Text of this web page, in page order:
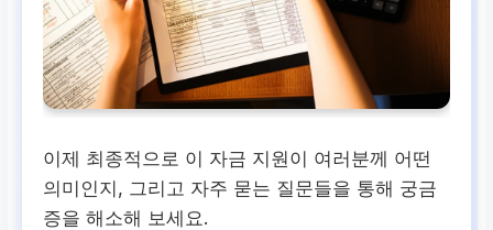
이제 최종적으로 이 자금 지원이 여러분께 어떤
의미인지, 그리고 자주 묻는 질문들을 통해 궁금
증을 해소해 보세요.